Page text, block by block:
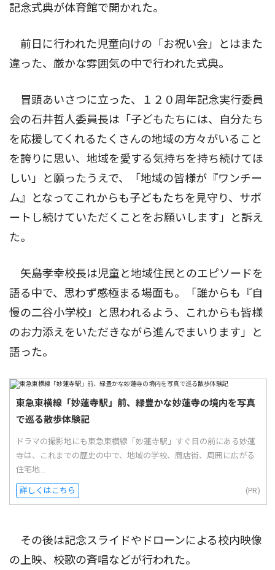
記念式典が体育館で開かれた。
前日に行われた児童向けの「お祝い会」とはまた
違った、厳かな雰囲気の中で行われた式典。
冒頭あいさつに立った、１２０周年記念実行委員
会の石井哲人委員長は「子どもたちには、自分たち
を応援してくれるたくさんの地域の方々がいること
を誇りに思い、地域を愛する気持ちを持ち続けてほ
しい」と願ったうえで、「地域の皆様が『ワンチー
ム』となってこれからも子どもたちを見守り、サポ
ートし続けていただくことをお願いします」と訴え
た。
矢島孝幸校長は児童と地域住民とのエピソードを
語る中で、思わず感極まる場面も。「誰からも『自
慢の二谷小学校』と思われるよう、これからも皆様
のお力添えをいただきながら進んでまいります」と
語った。
東急東横線「妙蓮寺駅」前、緑豊かな妙蓮寺の境内を写真
で巡る散歩体験記
ドラマの撮影地にも東急東横線「妙蓮寺駅」すぐ目の前にある妙蓮
寺は、これまでの歴史の中で、地域の学校、商店街、周囲に広がる
住宅地...
詳しくはこちら (PR)
その後は記念スライドやドローンによる校内映像
の上映、校歌の斉唱などが行われた。